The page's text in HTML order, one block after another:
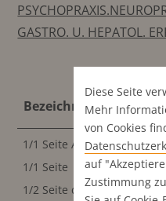
GASTRO. U. HEPATOL.
Bezeichnung
1/1 Seite Advertorial
1/1 Seite
1/2 Seite quer
Diese Seite
Mehr
von Cookies
auf
Zustimmung